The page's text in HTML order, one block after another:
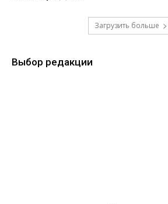
Загрузить больше
Выбор редакции